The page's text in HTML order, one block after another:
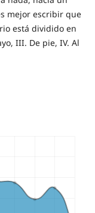
mejor escribir que
está dividido en
III. De pie, IV. Al